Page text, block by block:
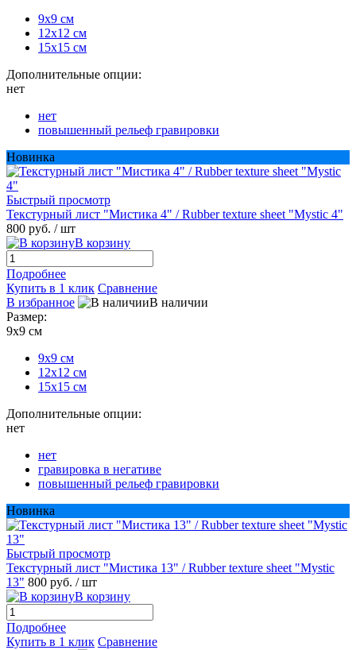
9х9 см
12х12 см
15х15 см
Дополнительные опции:
нет
нет
повышенный рельеф гравировки
Новинка
Быстрый просмотр
Текстурный лист "Мистика 4" / Rubber texture sheet "Mystic 4"
800 руб. / шт
В корзину
Подробнее
Купить в 1 клик Сравнение
В избранное
В наличии
Размер:
9х9 см
9х9 см
12х12 см
15х15 см
Дополнительные опции:
нет
нет
гравировка в негативе
повышенный рельеф гравировки
Новинка
Быстрый просмотр
Текстурный лист "Мистика 13" / Rubber texture sheet "Mystic
13" 800 руб. / шт
В корзину
Подробнее
Купить в 1 клик Сравнение